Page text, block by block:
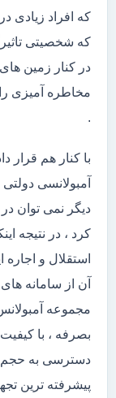
که افراد زیادی
که شخصیتی
در کنار زمین
مخاطره آمیزی
.
با کنار هم
آمبولانسی
دیگر نمی توان
کرد ، در نتیجه
استقلال و
آن از سامانه
مجموعه
بصرفه ، با
دسترسی به حجم
پیشرفته ترین